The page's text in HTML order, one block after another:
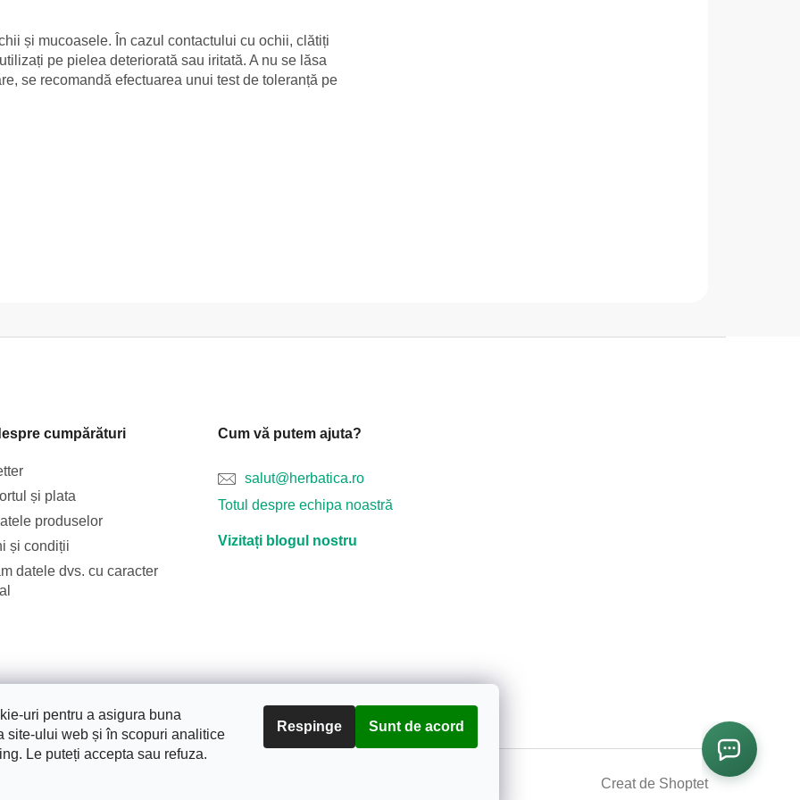
uri pentru a asigura buna
site-ului web și în scopuri analitice
Le puteți accepta sau refuza.
Respinge Sunt de acord
și mucoasele. În cazul contactului cu ochii, clătiți
pe pielea deteriorată sau iritată. A nu se lăsa
se recomandă efectuarea unui test de toleranță pe
cumpărături
și plata
produselor
și condiții
datele dvs. cu caracter
Cum vă putem ajuta?
salut@herbatica.ro
Totul despre echipa noastră
Vizitați blogul nostru
Creat de Shoptet